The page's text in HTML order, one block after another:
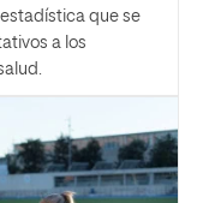
que se
a los